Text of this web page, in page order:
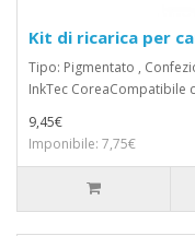
Kit di ricarica per
Tipo: Pigmentato ,
InkTec CoreaCompatibile
9,45€
Imponibile: 7,75€